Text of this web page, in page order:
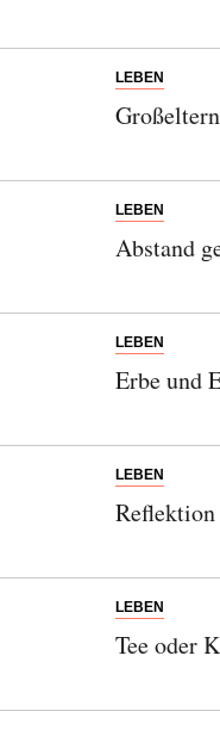
LEBEN
LEBEN
Abstand
LEBEN
Erbe und
LEBEN
LEBEN
Tee oder